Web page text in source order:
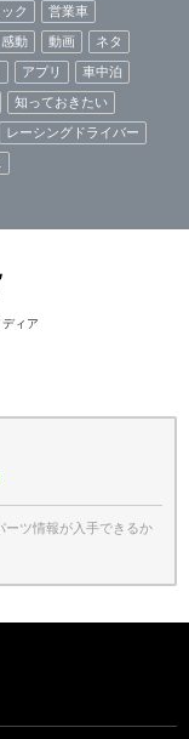
ク
営業車
感動 動画
ネタ
アプリ
車中泊
知っておきたい
レーシングドライバー
ィア
ーツ情報が入手できるか